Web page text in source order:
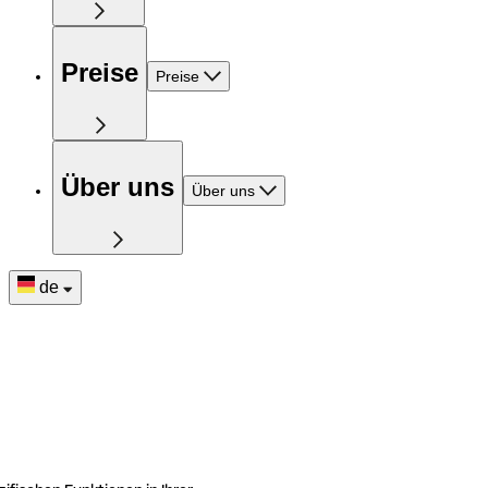
Preise Preise
Über uns Über uns
de